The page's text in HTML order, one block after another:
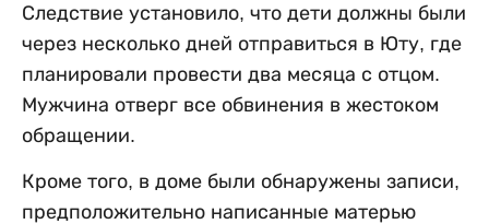
Следствие установило, что дети должны были
через несколько дней отправиться в Юту, где
планировали провести два месяца с отцом.
Мужчина отверг все обвинения в жестоком
обращении.
Кроме того, в доме были обнаружены записи,
предположительно написанные матерью